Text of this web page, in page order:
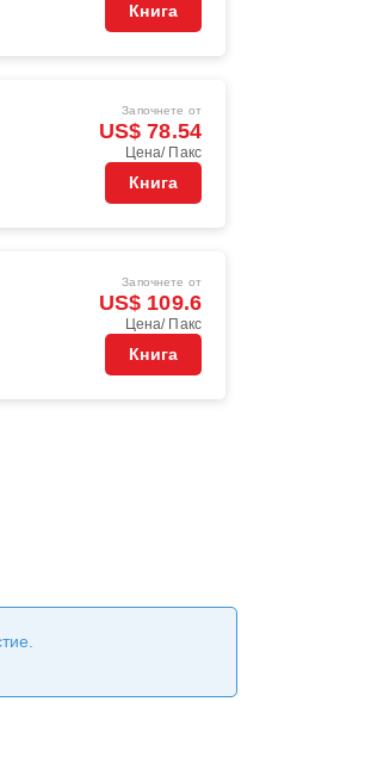
Книга
Започнете от
US$ 78.54
Цена/ Пакс
Книга
Започнете от
US$ 109.6
Цена/ Пакс
Книга